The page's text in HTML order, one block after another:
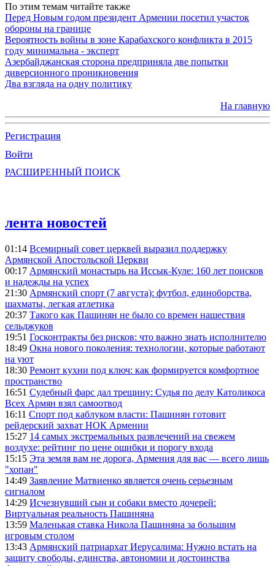
По этим темам читайте также
Перед Новым годом президент Армении посетил участок
обороны на границе
Вероятность войны в зоне Карабахского конфликта в 2015
году минимальна - эксперт
Азербайджанская сторона предприняла две попытки
диверсионного проникновения
Два взгляда на одну политику
На главную
Регистрация
Войти
РАСШИРЕННЫЙ ПОИСК
лента новостей
01:14 Всемирный совет церквей выразил поддержку
Армянской Апостольской Церкви
00:17 Армянский монастырь на Иссык-Куле: 160 лет поисков
и надежды на успех
21:30 Армянский спорт (7 августа): футбол, единоборства,
шахматы, легкая атлетика
20:37 Такого как Пашинян не было со времен нашествия
сельджуков
19:51 Госконтракты без рисков: что важно знать исполнителю
18:49 Окна нового поколения: технологии, которые работают
на уют
18:30 Ремонт кухни под ключ: как формируется комфортное
пространство
16:51 Судебный фарс дал трещину: Судья по делу Католикоса
Всех Армян взял самоотвод
16:11 Спорт под каблуком власти: Пашинян готовит
рейдерский захват НОК Армении
15:27 14 самых экстремальных развлечений на свежем
воздухе: рейтинг по цене ошибки и порогу входа
15:15 Эта земля вам не дорога, Армения для вас — всего лишь
"хопан"
14:49 Заявление Матвиенко является очень серьезным
сигналом
14:29 Исчезнувший сын и собаки вместо дочерей:
Виртуальная реальность Пашиняна
13:59 Маленькая ставка Никола Пашиняна за большим
игровым столом
13:43 Армянский патриархат Иерусалима: Нужно встать на
защиту свободы, единства, автономии и достоинства